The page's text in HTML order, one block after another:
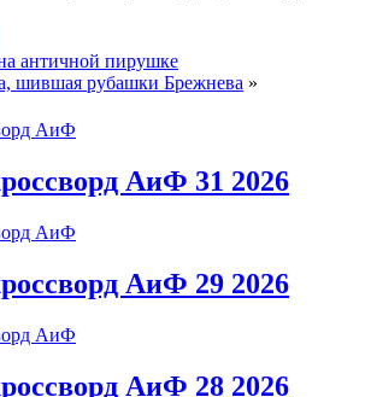
античной пирушке
шившая рубашки Брежнева »
АиФ 31 2026
АиФ 29 2026
АиФ 28 2026